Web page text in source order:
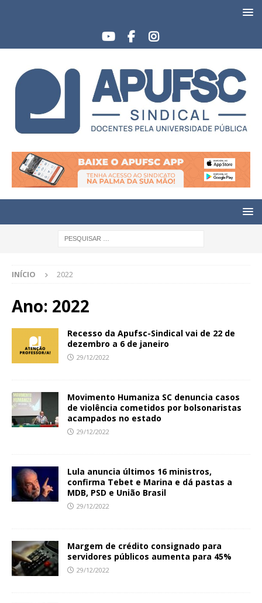
INÍCIO 2022
Ano: 2022
Recesso da Apufsc-Sindical vai de 22 de
dezembro a 6 de janeiro
29/12/2022
Movimento Humaniza SC denuncia casos
de violência cometidos por bolsonaristas
acampados no estado
29/12/2022
Lula anuncia últimos 16 ministros,
confirma Tebet e Marina e dá pastas a
MDB, PSD e União Brasil
29/12/2022
Margem de crédito consignado para
servidores públicos aumenta para 45%
29/12/2022